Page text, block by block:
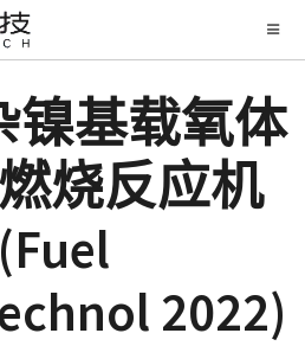
镍基载氧体
烧反应机
2022)